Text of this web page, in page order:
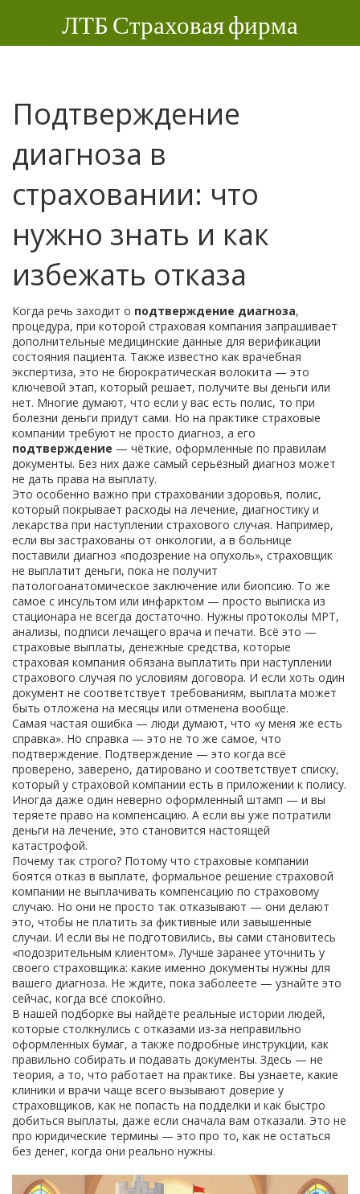
ЛТБ Страховая фирма
Подтверждение
диагноза в
страховании: что
нужно знать и как
избежать отказа
Когда речь заходит о подтверждение диагноза,
процедура, при которой страховая компания запрашивает
дополнительные медицинские данные для верификации
состояния пациента. Также известно как врачебная
экспертиза, это не бюрократическая волокита — это
ключевой этап, который решает, получите вы деньги или
нет. Многие думают, что если у вас есть полис, то при
болезни деньги придут сами. Но на практике страховые
компании требуют не просто диагноз, а его
подтверждение — чёткие, оформленные по правилам
документы. Без них даже самый серьёзный диагноз может
не дать права на выплату.
Это особенно важно при страховании здоровья, полис,
который покрывает расходы на лечение, диагностику и
лекарства при наступлении страхового случая. Например,
если вы застрахованы от онкологии, а в больнице
поставили диагноз «подозрение на опухоль», страховщик
не выплатит деньги, пока не получит
патологоанатомическое заключение или биопсию. То же
самое с инсультом или инфарктом — просто выписка из
стационара не всегда достаточно. Нужны протоколы МРТ,
анализы, подписи лечащего врача и печати. Всё это —
страховые выплаты, денежные средства, которые
страховая компания обязана выплатить при наступлении
страхового случая по условиям договора. И если хоть один
документ не соответствует требованиям, выплата может
быть отложена на месяцы или отменена вообще.
Самая частая ошибка — люди думают, что «у меня же есть
справка». Но справка — это не то же самое, что
подтверждение. Подтверждение — это когда всё
проверено, заверено, датировано и соответствует списку,
который у страховой компании есть в приложении к полису.
Иногда даже один неверно оформленный штамп — и вы
теряете право на компенсацию. А если вы уже потратили
деньги на лечение, это становится настоящей
катастрофой.
Почему так строго? Потому что страховые компании
боятся отказ в выплате, формальное решение страховой
компании не выплачивать компенсацию по страховому
случаю. Но они не просто так отказывают — они делают
это, чтобы не платить за фиктивные или завышенные
случаи. И если вы не подготовились, вы сами становитесь
«подозрительным клиентом». Лучше заранее уточнить у
своего страховщика: какие именно документы нужны для
вашего диагноза. Не ждите, пока заболеете — узнайте это
сейчас, когда всё спокойно.
В нашей подборке вы найдёте реальные истории людей,
которые столкнулись с отказами из-за неправильно
оформленных бумаг, а также подробные инструкции, как
правильно собирать и подавать документы. Здесь — не
теория, а то, что работает на практике. Вы узнаете, какие
клиники и врачи чаще всего вызывают доверие у
страховщиков, как не попасть на подделки и как быстро
добиться выплаты, даже если сначала вам отказали. Это не
про юридические термины — это про то, как не остаться
без денег, когда они реально нужны.